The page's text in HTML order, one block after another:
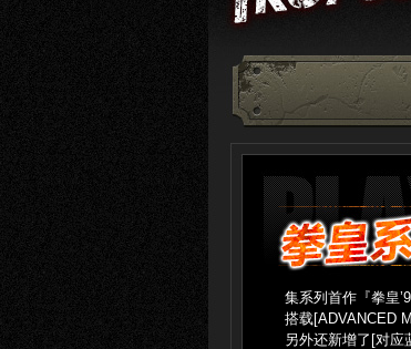
集系列首作『拳皇
搭载[ADVANCED
另外还新增了[对